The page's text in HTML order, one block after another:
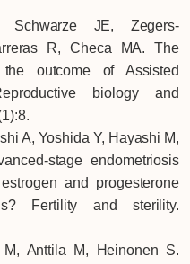
Schwarze JE, Zegers-
R, Checa MA. The
outcome of Assisted
biology and
A, Yoshida Y, Hayashi M,
stage endometriosis
and progesterone
Fertility and sterility.
Anttila M, Heinonen S.